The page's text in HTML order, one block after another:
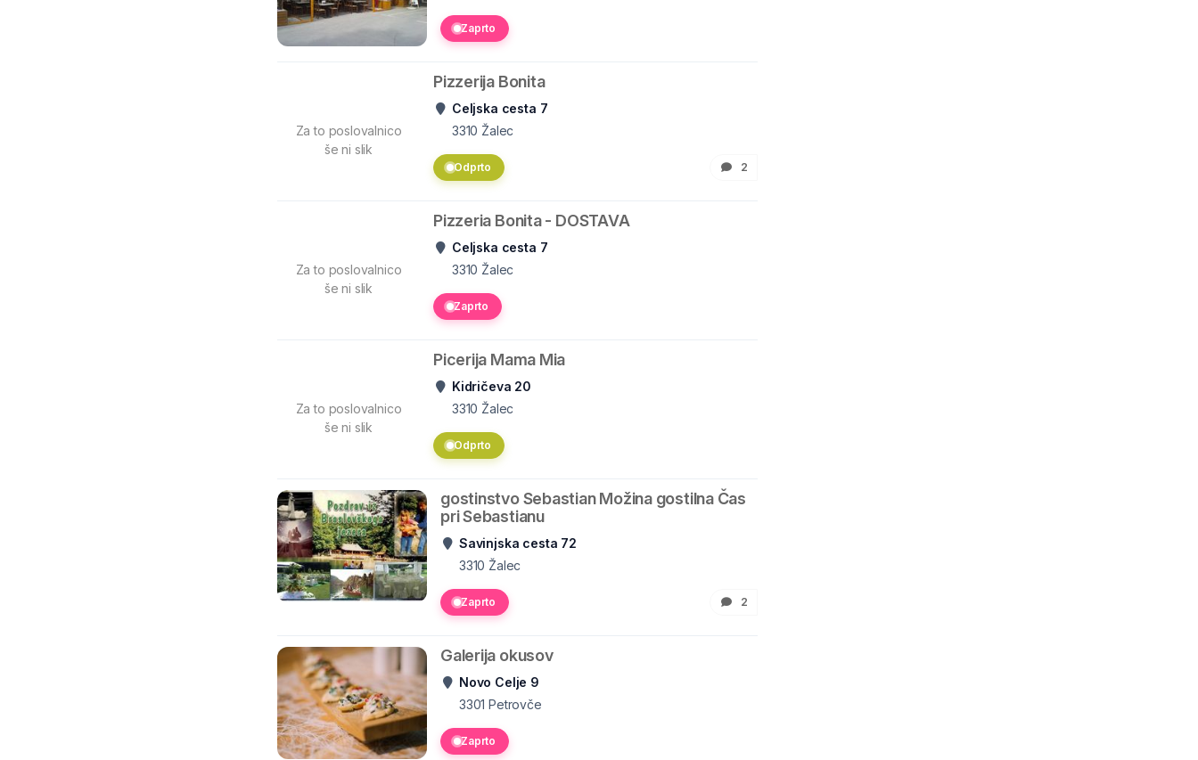
Zaprto
Za to poslovalnico
še ni slik
Pizzerija Bonita
Celjska cesta 7
3310 Žalec
Odprto 2
Za to poslovalnico
še ni slik
Pizzeria Bonita - DOSTAVA
Celjska cesta 7
3310 Žalec
Zaprto
Za to poslovalnico
še ni slik
Picerija Mama Mia
Kidričeva 20
3310 Žalec
Odprto
gostinstvo Sebastian Možina gostilna Čas
pri Sebastianu
Savinjska cesta 72
3310 Žalec
Zaprto 2
Galerija okusov
Novo Celje 9
3301 Petrovče
Zaprto